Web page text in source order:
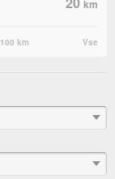
km
100 km Vse